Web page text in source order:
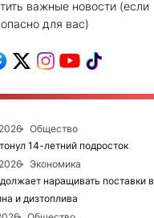
важные новости (если
для вас)
Общество
14-летний подросток
Экономика
наращивать поставки в
и дизтоплива